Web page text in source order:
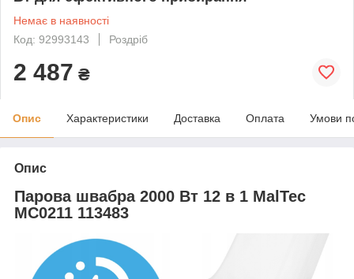
Немає в наявності
Код: 92993143
Роздріб
2 487 ₴
Опис Характеристики Доставка Оплата Умови
Опис
Парова швабра 2000 Вт 12 в 1 MalTec
MC0211 113483